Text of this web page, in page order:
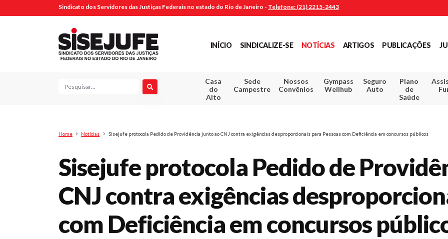
Sindicato dos Servidores das Justiças Federais no estado do Rio de Janeiro - Telefone: (21) 2215-2443
INÍCIO SINDICALIZE-SE NOTÍCIAS ARTIGOS PUBLICAÇÕES
Pesquisa
Casa
do
Alto
Sede
Campestre
Nossos
Convênios
Gympass
Wellhub
Seguro
Auto
Plano
de
Saúde
Home Notícias Sisejufe protocola Pedido de Providência junto ao CNJ contra exigências desproporcionais para Pessoas com Deficiência em concursos públicos
Sisejufe protocola Pedido de
CNJ contra exigências
com Deficiência em concursos